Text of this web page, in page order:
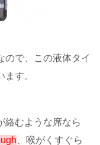
ので、この液体タイ
す。
絡むような席なら
、喉がくすぐら